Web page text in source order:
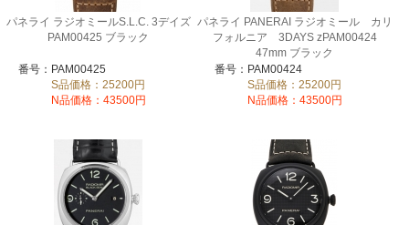
パネライ ラジオミールS.L.C. 3デイズ
PAM00425 ブラック
番号：PAM00425
S品価格：25200円
N品価格：43500円
パネライ PANERAI ラジオミール カリ
フォルニア 3DAYS zPAM00424
47mm ブラック
番号：PAM00424
S品価格：25200円
N品価格：43500円